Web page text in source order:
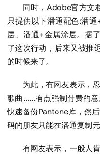
同时，Adobe官方文
只提供以下潘通配色:潘
层、潘通+金属涂层。据
了这次行动，后来又被推
的时候来了。
为此，有网友表示，
歌曲……有点强制付费的意
快速备份Pantone库，然
码的朋友只能在潘通复制元
有网友表示，一般人